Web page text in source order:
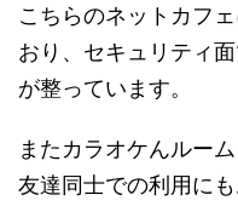
こちらのネットカフ
おり、セキュリティ
が整っています。
またカラオケんルー
友達同士での利用にも